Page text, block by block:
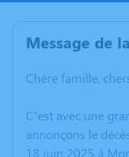
Message de
Chère famille,
C’est avec une
annonçons le
18 juin 2025 à